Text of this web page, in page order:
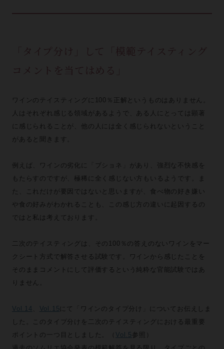
「タイプ分け」して「模範テイスティング
コメントを当てはめる」
ワインのテイスティングに100％正解というものはありません。
人はそれぞれ感じる領域があるようで、ある人にとっては顕著
に感じられることが、他の人には全く感じられないということ
があると聞きます。
例えば、ワインの劣化に「ブショネ」があり、強烈な不快感を
もたらすのですが、極稀に全く感じない方もいるようです。ま
た、これだけが要因ではないと思いますが、食べ物の好き嫌い
や食の好みがわかれることも、この感じ方の違いに起因するの
ではと私は考えております。
二次のテイスティングは、その100％の答えのないワインをマー
クシート方式で解答させる試験です。ワインから感じたことを
そのままコメントにして評価するという純粋な官能試験ではあ
りません。
Vol.14 Vol.15 にて「ワインのタイプ分け」についてお伝えしま
した。このタイプ分けを二次のテイスティングにおける最重要
ポイントの一つ目としました。（ Vol.5 参照）